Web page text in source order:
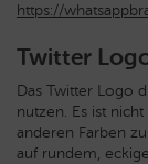
https://
Twitter
Das Twitter Logo
nutzen. Es ist
anderen Farben
auf rundem,